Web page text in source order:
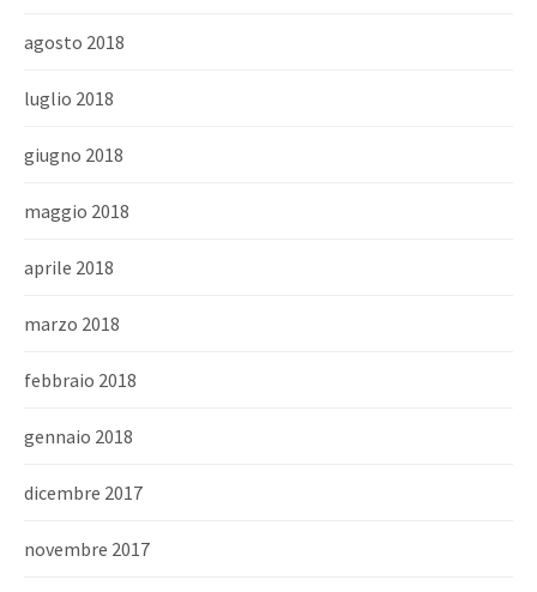
agosto 2018
luglio 2018
giugno 2018
maggio 2018
aprile 2018
marzo 2018
febbraio 2018
gennaio 2018
dicembre 2017
novembre 2017